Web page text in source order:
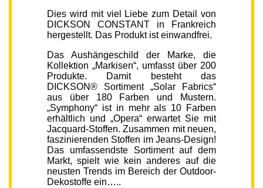
Dies wird mit viel Liebe zum Detail von
DICKSON CONSTANT in Frankreich
hergestellt. Das Produkt ist einwandfrei.
Das Aushängeschild der Marke, die
Kollektion „Markisen“, umfasst über 200
Produkte. Damit besteht das
DICKSON® Sortiment „Solar Fabrics“
aus über 180 Farben und Mustern.
„Symphony“ ist in mehr als 10 Farben
erhältlich und „Opera“ erwartet Sie mit
Jacquard-Stoffen. Zusammen mit neuen,
faszinierenden Stoffen im Jeans-Design!
Das umfassendste Sortiment auf dem
Markt, spielt wie kein anderes auf die
neusten Trends im Bereich der Outdoor-
Dekostoffe ein…..